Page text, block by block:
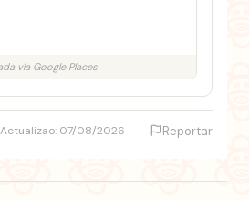
vía Google Places
Actualizao: 07/08/2026 Reportar